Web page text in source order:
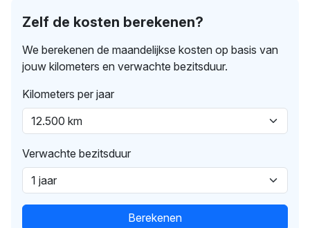
Zelf de kosten berekenen?
We berekenen de maandelijkse kosten op basis van
jouw kilometers en verwachte bezitsduur.
Kilometers per jaar
Verwachte bezitsduur
Berekenen